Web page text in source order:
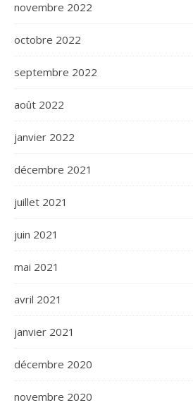
novembre 2022
octobre 2022
septembre 2022
août 2022
janvier 2022
décembre 2021
juillet 2021
juin 2021
mai 2021
avril 2021
janvier 2021
décembre 2020
novembre 2020